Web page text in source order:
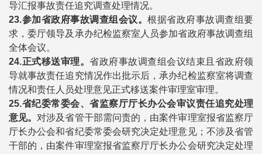
导汇报事故责任追究调查处理情况。
23.参加省政府事故调查组会议。 根据省政府事故调查组要
求，委厅领导及承办纪检监察室人员参加省政府事故调查组
全体会议。
24.正式移送审理。 省政府事故调查组会议结束且省政府领
导就事故责任追究情况作出批示后，承办纪检监察室将调查
情况和责任人员处理意见正式移送案件审理室审理。
25.省纪委常委会、省监察厅厅长办公会审议责任追究处理
意见。 对涉及省管干部需问责的，由案件审理室报省监察厅
厅长办公会和省纪委常委会研究决定处理意见；不涉及省管
干部的，由案件审理室报省监察厅厅长办公会研究决定处理